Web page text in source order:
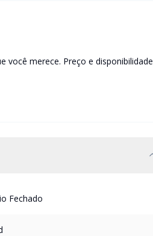
merece. Preço e disponibilidade
Fechado